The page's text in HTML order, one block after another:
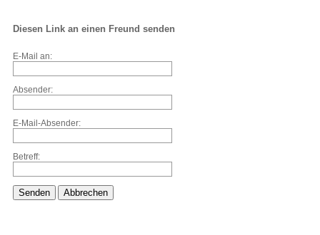
Diesen Link an einen Freund senden
E-Mail an:
Absender:
E-Mail-Absender:
Betreff:
Senden Abbrechen